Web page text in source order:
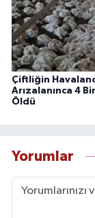
Çiftliğin
Arızalanınca 4
Öldü
Yorumlar